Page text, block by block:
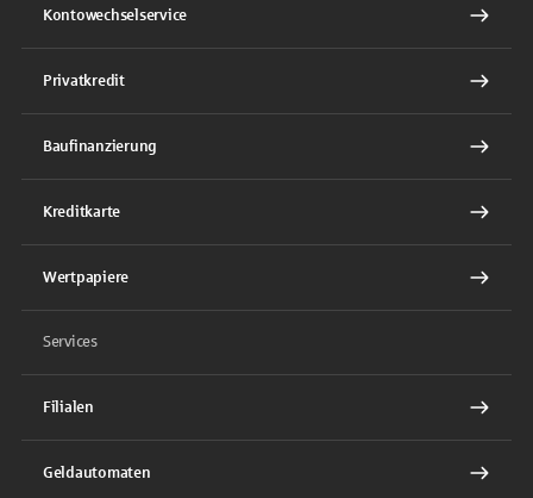
Kontowechselservice
Privatkredit
Baufinanzierung
Kreditkarte
Wertpapiere
Services
Filialen
Geldautomaten